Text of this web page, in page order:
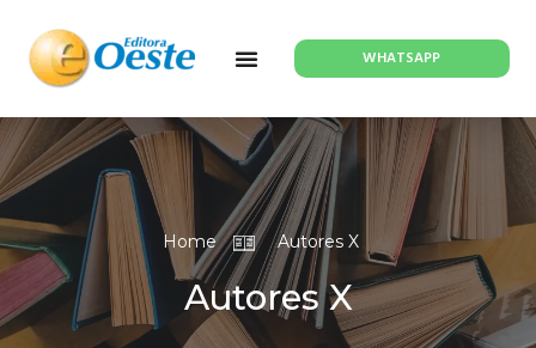
WHATSAPP
Home Autores X
Autores X